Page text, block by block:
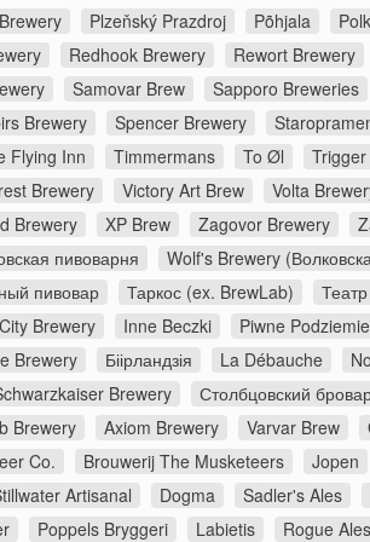
Plzeňský Prazdroj Põhjala
Redhook Brewery Rewort Brewery
Samovar Brew Sapporo Breweries
Brewery Spencer Brewery
Flying Inn Timmermans To Øl Trigger
Brewery Victory Art Brew Volta
Brewery XP Brew Zagovor Brewery
пивоварня Wolf's Brewery
пивовар Таркос (ex. BrewLab)
Brewery Inne Beczki Piwne Podziemie
Brewery Біірландзія La Débauche
Brewery Столбцовский
Brewery Axiom Brewery Varvar Brew
Co. Brouwerij The Musketeers Jopen
Artisanal Dogma Sadler's Ales
Poppels Bryggeri Labietis Rogue Ales